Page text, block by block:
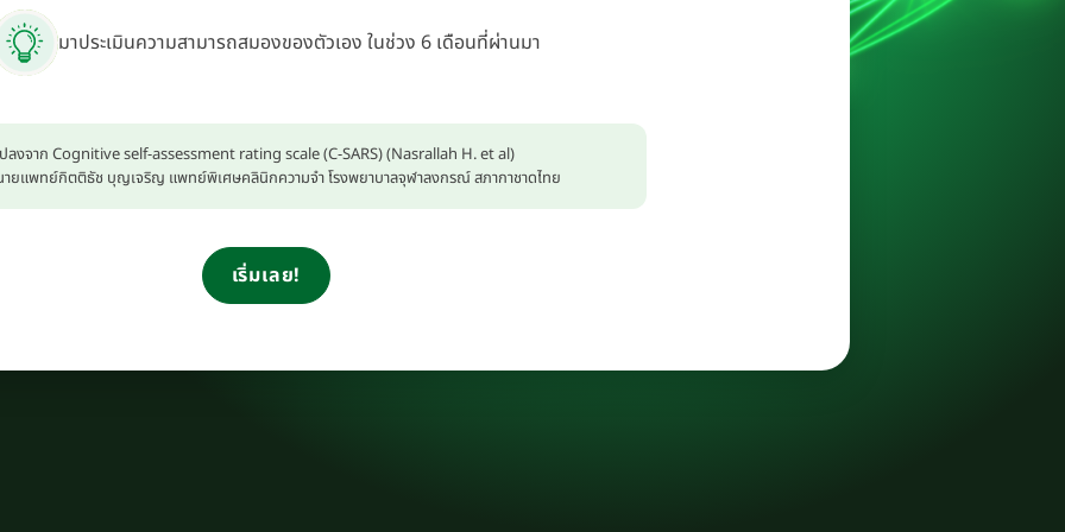
มาประเมินความสามารถสมองของตัวเอง ในช่วง 6 เดือนที่ผ่านมา
ลงจาก Cognitive self-assessment rating scale (C-SARS) (Nasrallah H. et al)
ายแพทย์กิตติธัช บุญเจริญ แพทย์พิเศษคลินิกความจำ โรงพยาบาลจุฬาลงกรณ์ สภากาชาดไทย
เริ่มเลย!